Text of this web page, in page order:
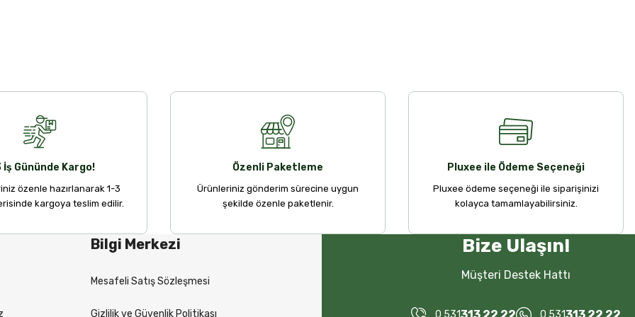
Gönder
değildi uzun yol için gayet
hizmet çok iyi.
İş Gününde Kargo!
özenle hazırlanarak 1-3
kargoya teslim edilir.
Özenli Paketleme
Ürünleriniz gönderim sürecine uygun
şekilde özenle paketlenir.
Pluxee ile Ödeme Seçeneği
Pluxee ödeme seçeneği ile siparişinizi
kolayca tamamlayabilirsiniz.
Bilgi Merkezi
Mesafeli Satış Sözleşmesi
Gizlilik ve Güvenlik Politikası
Bize Ulaşın!
Müşteri Destek Hattı
0 531 0 531